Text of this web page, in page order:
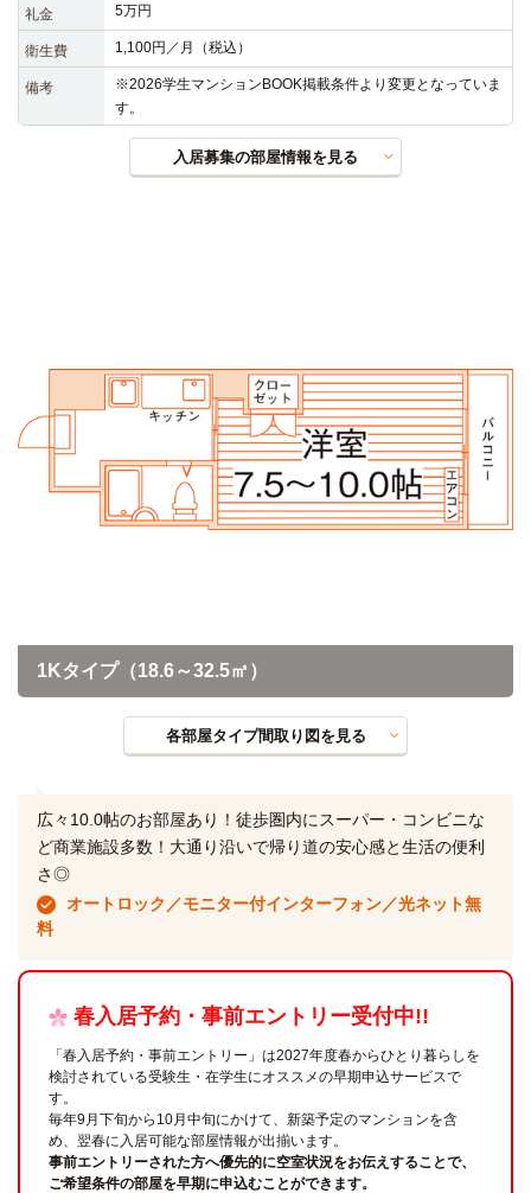
礼金 5万円
衛生費 1,100円／月（税込）
備考
※2026学生マンションBOOK掲載条件より変更となっていま
す。
入居募集の部屋情報を見る
1Kタイプ（18.6～32.5㎡）
各部屋タイプ間取り図を見る
広々10.0帖のお部屋あり！徒歩圏内にスーパー・コンビニな
ど商業施設多数！大通り沿いで帰り道の安心感と生活の便利
さ◎
オートロック／モニター付インターフォン／光ネット無
料
春入居予約・事前エントリー受付中!!
「春入居予約・事前エントリー」は2027年度春からひとり暮らしを
検討されている受験生・在学生にオススメの早期申込サービスで
す。
毎年9月下旬から10月中旬にかけて、新築予定のマンションを含
め、翌春に入居可能な部屋情報が出揃います。
事前エントリーされた方へ優先的に空室状況をお伝えすることで、
ご希望条件の部屋を早期に申込むことができます。